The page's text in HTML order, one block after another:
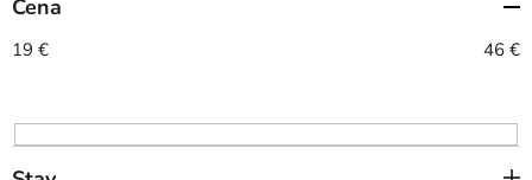
p
r
d
u
Cena
19 € 46 €